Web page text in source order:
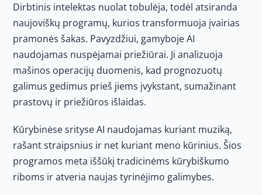
Dirbtinis intelektas nuolat tobulėja, todėl atsiranda
naujoviškų programų, kurios transformuoja įvairias
pramonės šakas. Pavyzdžiui, gamyboje AI
naudojamas nuspėjamai priežiūrai. Ji analizuoja
mašinos operacijų duomenis, kad prognozuotų
galimus gedimus prieš jiems įvykstant, sumažinant
prastovų ir priežiūros išlaidas.
Kūrybinėse srityse AI naudojamas kuriant muziką,
rašant straipsnius ir net kuriant meno kūrinius. Šios
programos meta iššūkį tradicinėms kūrybiškumo
riboms ir atveria naujas tyrinėjimo galimybes.